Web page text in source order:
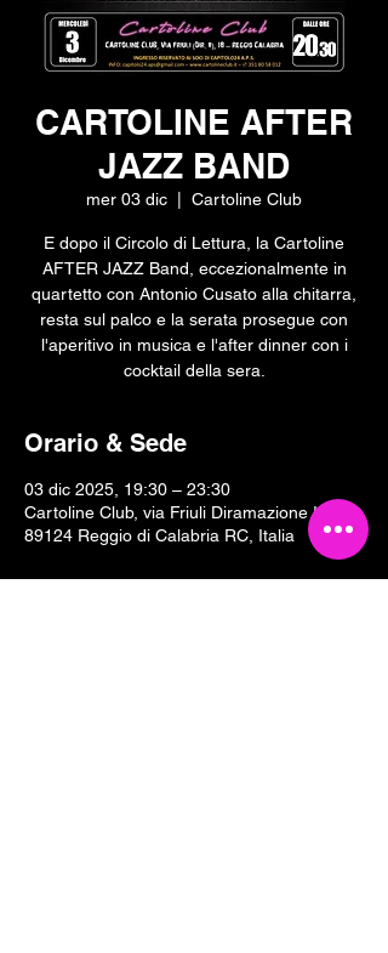
CARTOLINE AFTER
JAZZ BAND
mer 03 dic Cartoline Club
E dopo il Circolo di Lettura, la Cartoline
AFTER JAZZ Band, eccezionalmente in
quartetto con Antonio Cusato alla chitarra,
resta sul palco e la serata prosegue con
l'aperitivo in musica e l'after dinner con i
cocktail della sera.
Orario & Sede
03 dic 2025, 19:30 – 23:30
Cartoline Club, via Friuli Diramazione II, 18,
89124 Reggio di Calabria RC, Italia